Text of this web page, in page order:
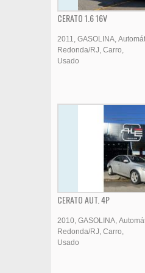
CERATO 1.6 16V
2011 GASOLINA
Redonda/RJ Carro
Usado
CERATO AUT. 4P
2010 GASOLINA
Redonda/RJ Carro
Usado